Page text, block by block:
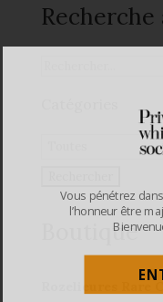
Recherche
Boutique
Vous pénétrez
l’honneur être